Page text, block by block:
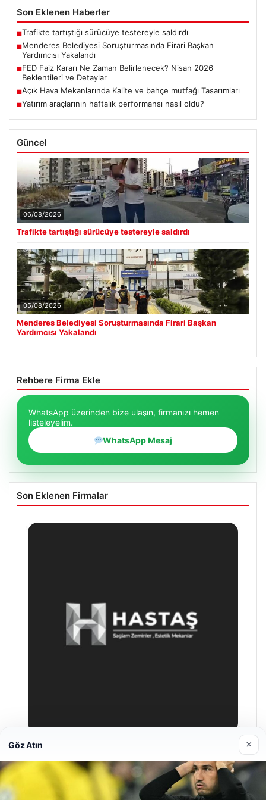
Son Eklenen Haberler
■Trafikte tartıştığı sürücüye testereyle saldırdı
■Menderes Belediyesi Soruşturmasında Firari Başkan
Yardımcısı Yakalandı
■FED Faiz Kararı Ne Zaman Belirlenecek? Nisan 2026
Beklentileri ve Detaylar
■Açık Hava Mekanlarında Kalite ve bahçe mutfağı Tasarımları
■Yatırım araçlarının haftalık performansı nasıl oldu?
Güncel
06/08/2026
Trafikte tartıştığı sürücüye testereyle saldırdı
05/08/2026
Menderes Belediyesi Soruşturmasında Firari Başkan
Yardımcısı Yakalandı
Rehbere Firma Ekle
WhatsApp üzerinden bize ulaşın, firmanızı hemen
listeleyelim.
WhatsApp Mesaj
Son Eklenen Firmalar
28/04/2026
Göz Atın ×